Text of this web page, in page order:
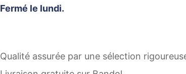
Fermé le lundi.
Qualité assurée par une sélection